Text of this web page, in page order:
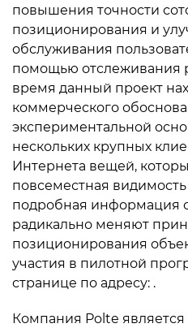
повышения точности
позиционирования и
обслуживания
помощью отслеживания
время данный проект
коммерческого
экспериментальной
нескольких крупных
Интернета вещей,
повсеместная
подробная информация
радикально меняют
позиционирования
участия в пилотной
странице по адресу: .
Компания Polte